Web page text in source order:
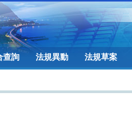
:::
查詢 法規異動 法規草案